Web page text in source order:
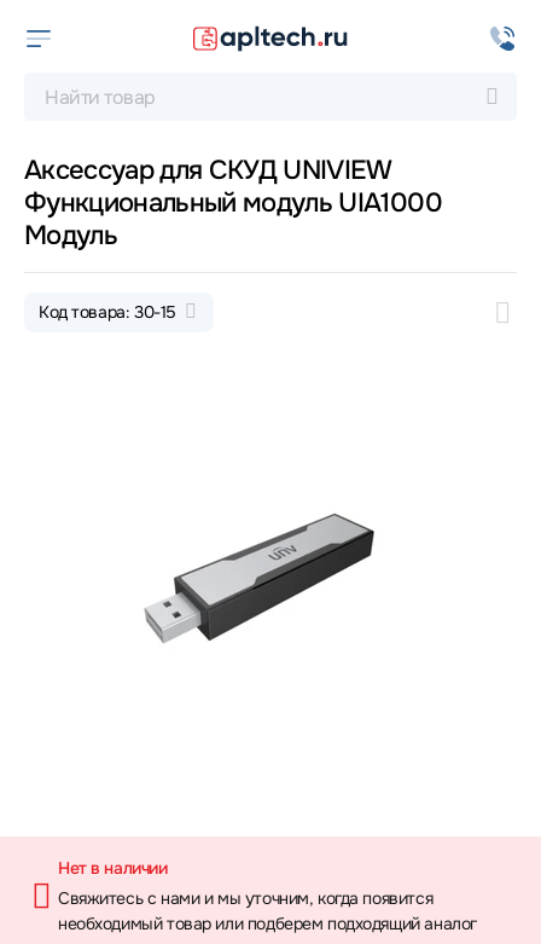
Аксессуар для СКУД UNIVIEW
Функциональный модуль UIA1000
Модуль
Код товара: 30-15
Нет в наличии
Свяжитесь с нами и мы уточним, когда появится
необходимый товар или подберем подходящий аналог